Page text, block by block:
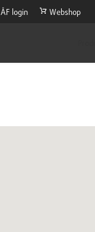
ÅF login Webshop